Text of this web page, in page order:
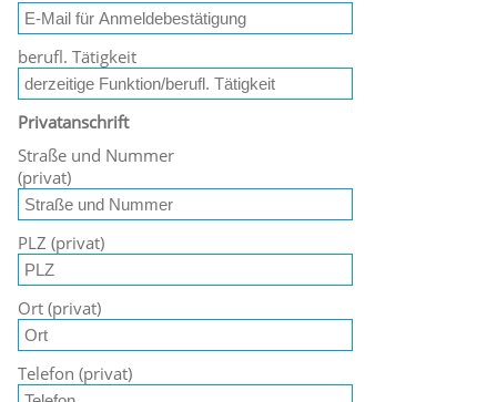
berufl. Tätigkeit
Privatanschrift
Straße und Nummer
(privat)
PLZ (privat)
Ort (privat)
Telefon (privat)